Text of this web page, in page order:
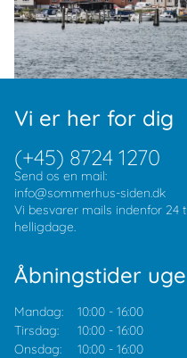
Vi er her for dig
(+45) 8724 1270
Send os en mail:
info@sommerhus-siden.dk
Vi besvarer mails indenfor 24
helligdage.
Åbningstider
Mandag: 10:00 - 16:00
Tirsdag:
10:00 - 16:00
Onsdag:
10:00 - 16:00